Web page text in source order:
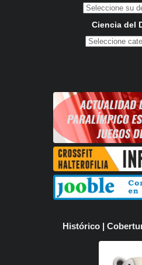
Ciencia del
Histórico |